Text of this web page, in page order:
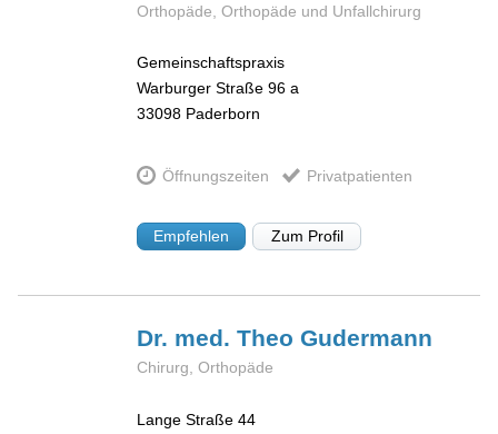
Orthopäde, Orthopäde und Unfallchirurg
Gemeinschaftspraxis
Warburger Straße 96 a
33098 Paderborn
Öffnungszeiten Privatpatienten
Empfehlen Zum Profil
Dr. med. TheoGudermann
Chirurg, Orthopäde
Lange Straße 44